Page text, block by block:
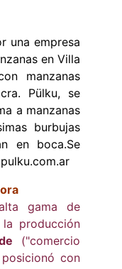
una empresa
en Villa
manzanas
Pülku, se
a manzanas
burbujas
en boca.Se
gama de
producción
("comercio
con